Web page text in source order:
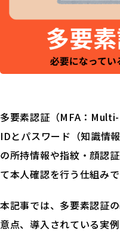
多要素認証（MFA：
IDとパスワード（知識情
の所持情報や指紋・顔認
て本人確認を行う仕組みで
本記事では、多要素認証
意点、導入されている実